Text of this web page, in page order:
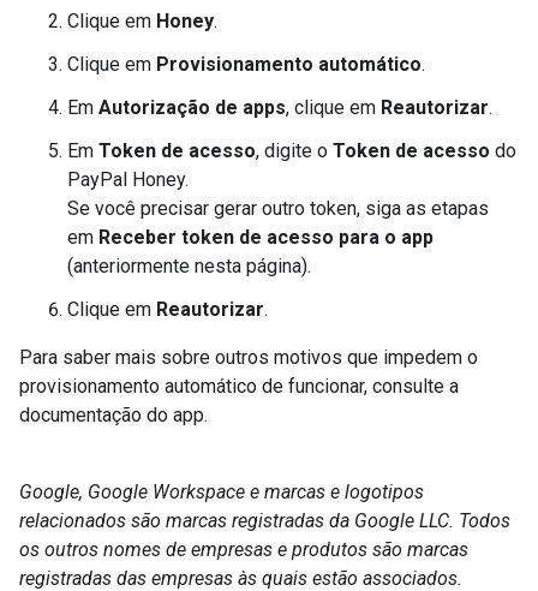
Clique em Honey.
Clique em Provisionamento automático.
Em Autorização de apps, clique em Reautorizar.
Em Token de acesso, digite o Token de acesso do
PayPal Honey.
Se você precisar gerar outro token, siga as etapas
em Receber token de acesso para o app
(anteriormente nesta página).
Clique em Reautorizar.
Para saber mais sobre outros motivos que impedem o
provisionamento automático de funcionar, consulte a
documentação do app.
Google, Google Workspace e marcas e logotipos
relacionados são marcas registradas da Google LLC. Todos
os outros nomes de empresas e produtos são marcas
registradas das empresas às quais estão associados.